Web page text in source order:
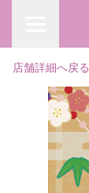
店舗詳細へ戻る